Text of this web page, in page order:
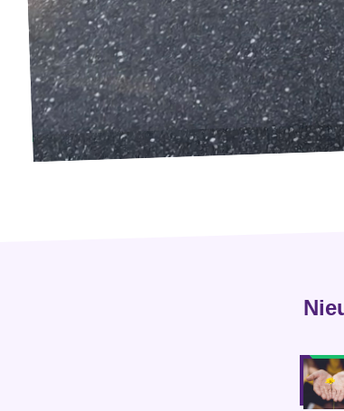
Werken bij Volt
Contact
Sprekersaanvraag
Volt There - Buitenlandstichting Volt